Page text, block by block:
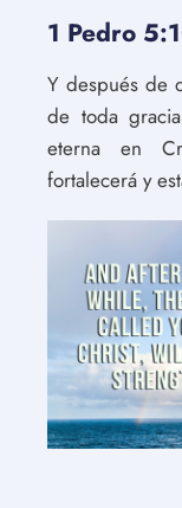
1 Pedro
Y después de
de toda
eterna en
fortalecerá y